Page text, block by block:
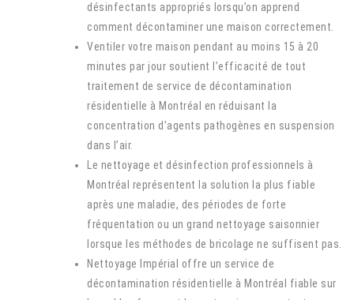
désinfectants appropriés lorsqu’on apprend
comment décontaminer une maison correctement.
Ventiler votre maison pendant au moins 15 à 20
minutes par jour soutient l’efficacité de tout
traitement de service de décontamination
résidentielle à Montréal en réduisant la
concentration d’agents pathogènes en suspension
dans l’air.
Le nettoyage et désinfection professionnels à
Montréal représentent la solution la plus fiable
après une maladie, des périodes de forte
fréquentation ou un grand nettoyage saisonnier
lorsque les méthodes de bricolage ne suffisent pas.
Nettoyage Impérial offre un service de
décontamination résidentielle à Montréal fiable sur